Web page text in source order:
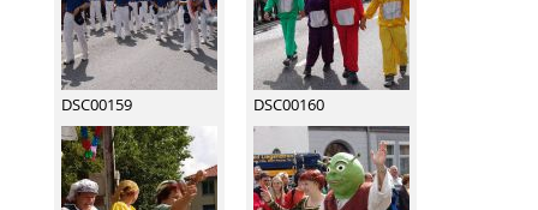
DSC00159 DSC00160